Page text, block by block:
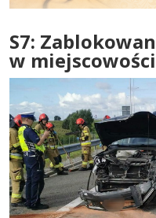
S7:
w